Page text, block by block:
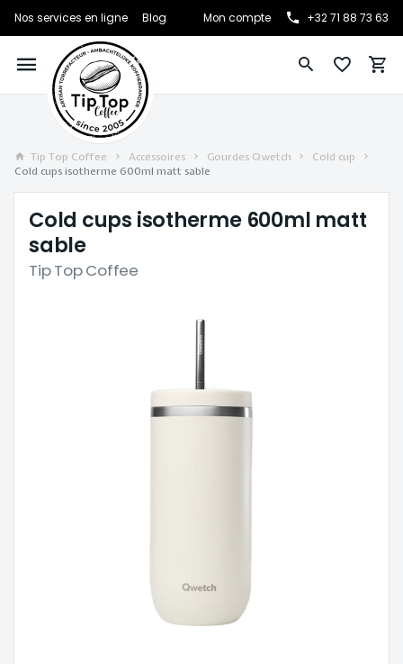
Nos services en ligne Blog Mon compte +32 71 88 73 63
Tip Top Coffee Accessoires Gourdes Qwetch
Cold cup
Cold cups isotherme 600ml matt sable
Cold cups isotherme 600ml matt
sable
Tip Top Coffee